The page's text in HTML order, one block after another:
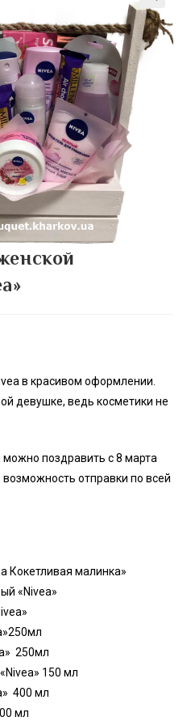
🔍
в красивом оформлении.
девушке, ведь косметики не
поздравить с 8 марта
отправки по всей
Кокетливая малинка»
«Nivea»
250мл
150 мл
400 мл
мл